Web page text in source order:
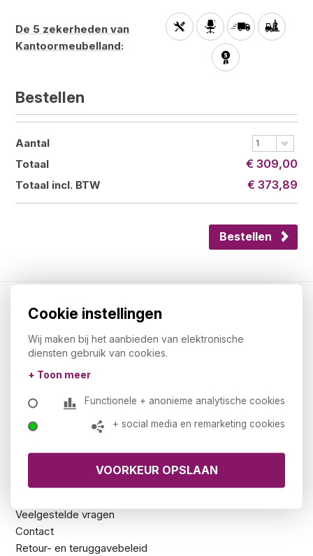
De 5 zekerheden van
Kantoormeubelland:
Bestellen
Aantal 1
Totaal € 309,00
Totaal incl. BTW € 373,89
Bestellen
Kantoormeubelland.nl
Over ons
Showroom
De 5 zekerheden van Kantoormeubelland
Ons assortiment
Voorraad
NEN-EN 1335 en NPR 1813
Klantenservice
Veelgestelde vragen
Contact
Retour- en teruggavebeleid
Cookie instellingen
Wij maken bij het aanbieden van elektronische
diensten gebruik van cookies.
+ Toon meer
Functionele + anonieme analytische cookies
+ social media en remarketing cookies